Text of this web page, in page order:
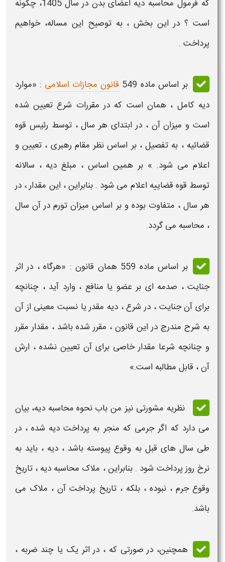
که فرمول محاسبه دیه اعضای بدن در سال 1405، چگونه
است ؟ در این بخش ، به توصیح این مساله، خواهیم
پرداخت .
بر اساس ماده 549 قانون مجازات اسلامی : «موارد
دیه کامل ، همان است که در مقررات شرع تعیین شده
است و میزان آن ، در ابتدای هر سال ، توسط رئیس قوه
قضائیه ، به تفصیل ، بر اساس نظر مقام رهبری ، تعیین و
اعلام می شود. » بر همین اساس ، مبلغ دیه ، سالانه
توسط قوه قضاییه اعلام می شود . بنابراین ، این مقدار ، در
هر سال ، متفاوت بوده و بر اساس میزان تورم در آن سال
، محاسبه می گردد.
بر اساس ماده 559 همان قانون : «هرگاه ، در اثر
جنایت ، صدمه ای بر عضو یا منافع ، وارد آید ، چنانچه
برای آن جنایت ، در شرع ، دیه مقدر یا نسبت معینی از آن
به شرح مندرج در این قانون ، مقرر شده باشد ، مقدار مقرر
و چنانچه شرعا مقدار خاصی برای آن تعیین نشده ، ارش
آن ، قابل مطالبه است.»
نظریه مشورتی نیز من باب نحوه محاسبه دیه، بیان
می دارد که اگر جرمی که منجر به پرداخت دیه شده ، در
طی سال های قبل به وقوع پیوسته باشد ، دیه ، باید به
نرخ روز پرداخت شود . بنابراین ، ملاک محاسبه دیه ، تاریخ
وقوع جرم ، نبوده ، بلکه ، تاریخ پرداخت آن ، ملاک می
باشد.
همچنین، در صورتی که ، در اثر یک یا چند ضربه ،